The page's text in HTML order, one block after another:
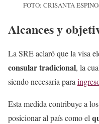
FOTO: CRISANTA
Alcances y
La SRE aclaró que la visa
consular tradicional, la
siendo necesaria para
Esta medida contribuye a
posicionar al país como el